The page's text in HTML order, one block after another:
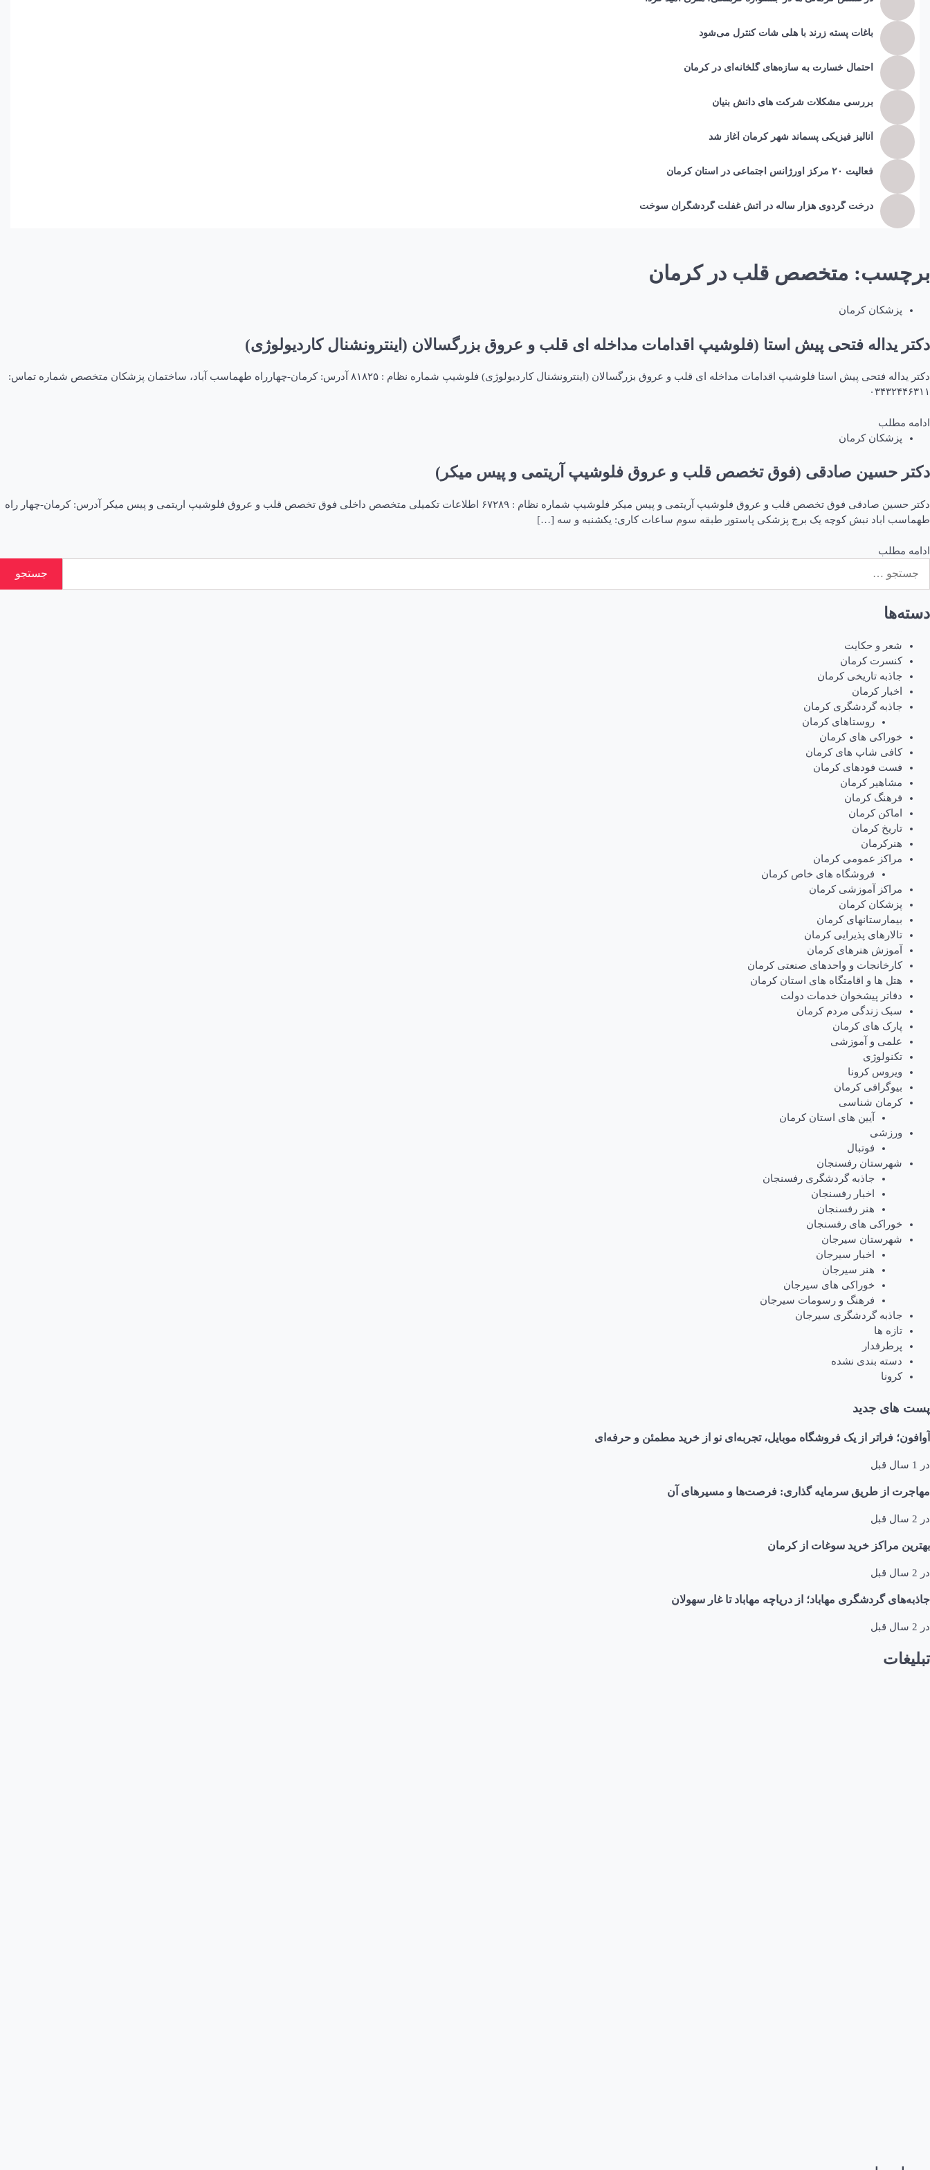
باغات پسته زرند با هلی شات کنترل می‌شود
احتمال خسارت به ساز‌ه‌های گلخانه‌ای در کرمان
بررسی مشکلات شرکت های دانش بنیان
آنالیز فیزیکی پسماند شهر کرمان آغاز شد
فعالیت ۲۰ مرکز اورژانس اجتماعی در استان کرمان
درخت گردوی هزار ساله در آتش غفلت گردشگران سوخت
برچسب: متخصص قلب در کرمان
پزشکان کرمان
دکتر یداله فتحی پیش استا (فلوشیپ اقدامات مداخله ای قلب و عروق بزرگسالان (اینترونشنال کاردیولوژی)
دکتر یداله فتحی پیش استا فلوشیپ اقدامات مداخله ای قلب و عروق بزرگسالان (اینترونشنال کاردیولوژی) فلوشیپ شماره نظام : ۸۱۸۲۵ آدرس: کرمان-چهارراه طهماسب آباد، ساختمان پزشکان متخصص شماره تماس:
۰۳۴۳۲۴۴۶۳۱۱
ادامه مطلب
پزشکان کرمان
دکتر حسین صادقی (فوق تخصص قلب و عروق فلوشیپ آریتمی و پیس میکر)
دکتر حسین صادقی فوق تخصص قلب و عروق فلوشیپ آریتمی و پیس میکر فلوشیپ شماره نظام : ۶۷۲۸۹ اطلاعات تکمیلی متخصص داخلی فوق تخصص قلب و عروق فلوشیپ اریتمی و پیس میکر آدرس: کرمان-چهار راه
طهماسب اباد نبش کوچه یک برج پزشکی پاستور طبقه سوم ساعات کاری: یکشنبه و سه […]
ادامه مطلب
برای:
دسته‌ها
شعر و حکایت
کنسرت کرمان
جاذبه تاریخی کرمان
اخبار کرمان
جاذبه گردشگری کرمان
روستاهای کرمان
خوراکی های کرمان
کافی شاپ های کرمان
فست فودهای کرمان
مشاهیر کرمان
فرهنگ کرمان
اماکن کرمان
تاریخ کرمان
هنرکرمان
مراکز عمومی کرمان
فروشگاه های خاص کرمان
مراکز آموزشی کرمان
پزشکان کرمان
بیمارستانهای کرمان
تالارهای پذیرایی کرمان
آموزش هنرهای کرمان
کارخانجات و واحدهای صنعتی کرمان
هتل ها و اقامتگاه های استان کرمان
دفاتر پیشخوان خدمات دولت
سبک زندگی مردم کرمان
پارک های کرمان
علمی و آموزشی
تکنولوژی
ویروس کرونا
بیوگرافی کرمان
کرمان شناسی
آیین های استان کرمان
ورزشی
فوتبال
شهرستان رفسنجان
جاذبه گردشگری رفسنجان
اخبار رفسنجان
هنر رفسنجان
خوراکی های رفسنجان
شهرستان سیرجان
اخبار سیرجان
هنر سیرجان
خوراکی های سیرجان
فرهنگ و رسومات سیرجان
جاذبه گردشگری سیرجان
تازه ها
پرطرفدار
دسته بندی نشده
کرونا
پست های جدید
آوافون؛ فراتر از یک فروشگاه موبایل، تجربه‌ای نو از خرید مطمئن و حرفه‌ای
در 1 سال قبل
مهاجرت از طریق سرمایه گذاری: فرصت‌ها و مسیرهای آن
در 2 سال قبل
بهترین مراکز خرید سوغات از کرمان
در 2 سال قبل
جاذبه‌های گردشگری مهاباد؛ از دریاچه مهاباد تا غار سهولان
در 2 سال قبل
تبلیغات